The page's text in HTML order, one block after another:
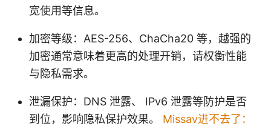
宽使用等信息。
加密等级：AES-256、ChaCha20 等，越强的
加密通常意味着更高的处理开销，请权衡性能
与隐私需求。
泄漏保护：DNS 泄露、 IPv6 泄露等防护是否
到位，影响隐私保护效果。 Missav进不去了：